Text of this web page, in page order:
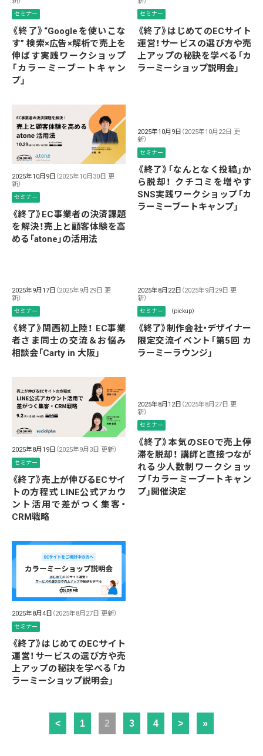
セミナー
《終了》“Googleを使いこな
す” 検索×広告×解析で売上を
伸ばす実践ワークショップ
「カラーミーブートキャン
プ」
セミナー
《終了》はじめてのECサイト
運営！サービスの選び方や売
上アップの秘訣を学べる「カ
ラーミーショップ説明会」
2025年10月9日 （2025年10月30日 更
新）
セミナー
《終了》EC事業者の決済課題
を解決！売上と顧客体験を高
める「atone」の活用法
2025年10月9日 （2025年10月22日 更
新）
セミナー
《終了》「なんとなく投稿」か
ら脱却！ クチコミを増やす
SNS実践ワークショップ「カ
ラーミーブートキャンプ」
2025年9月17日 （2025年9月29日 更
新）
セミナー
《終了》関西初上陸！ EC事業
者さま同士の交流＆お悩み
相談会「Carty in 大阪」
2025年8月22日 （2025年9月29日 更
新）
セミナー （pickup）
《終了》制作会社・デザイナー
限定交流イベント「第5回 カ
ラーミーラウンジ」
2025年8月19日 （2025年9月3日 更新）
セミナー
《終了》売上が伸びるECサイ
トの方程式 LINE公式アカウ
ント活用で差がつく集客・
CRM戦略
2025年8月12日 （2025年8月27日 更
新）
セミナー
《終了》本気のSEOで売上停
滞を脱却！ 講師と直接つなが
れる少人数制ワークショッ
プ「カラーミーブートキャン
プ」開催決定
2025年8月4日 （2025年8月27日 更新）
セミナー
《終了》はじめてのECサイト
運営！サービスの選び方や売
上アップの秘訣を学べる「カ
ラーミーショップ説明会」
< 1 2 3 4 > »